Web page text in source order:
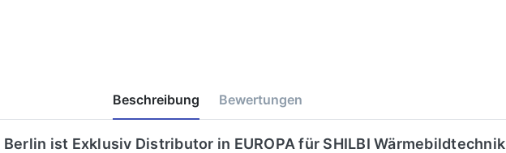
Beschreibung Bewertungen
ist Exklusiv Distributor in EUROPA für SHILBI Wärmebildtechnik